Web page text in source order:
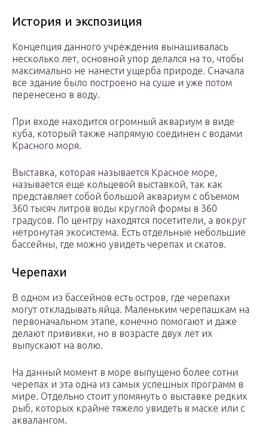
История и экспозиция
Концепция данного учреждения вынашивалась
несколько лет, основной упор делался на то, чтобы
максимально не нанести ущерба природе. Сначала
все здание было построено на суше и уже потом
перенесено в воду.
При входе находится огромный аквариум в виде
куба, который также напрямую соединен с водами
Красного моря.
Выставка, которая называется Красное море,
называется еще кольцевой выставкой, так как
представляет собой большой аквариум с объемом
360 тысяч литров воды круглой формы в 360
градусов. По центру находятся посетители, а вокруг
нетронутая экосистема. Есть отдельные небольшие
бассейны, где можно увидеть черепах и скатов.
Черепахи
В одном из бассейнов есть остров, где черепахи
могут откладывать яйца. Маленьким черепашкам на
первоначальном этапе, конечно помогают и даже
делают прививки, но в возрасте двух лет их
выпускают на волю.
На данный момент в море выпущено более сотни
черепах и эта одна из самых успешных программ в
мире. Отдельно стоит упомянуть о выставке редких
рыб, которых крайне тяжело увидеть в маске или с
аквалангом.